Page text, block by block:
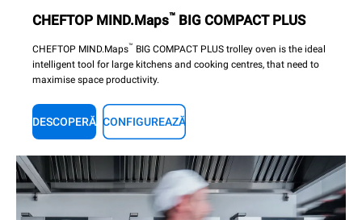
CHEFTOP MIND.Maps™ BIG COMPACT PLUS
CHEFTOP MIND.Maps™ BIG COMPACT PLUS trolley oven is the ideal
intelligent tool for large kitchens and cooking centres, that need to
maximise space productivity.
DESCOPERĂ CONFIGUREAZĂ